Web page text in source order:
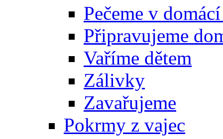
Pečeme v
Připravujeme
Vaříme dětem
Zálivky
Zavařujeme
Pokrmy z vajec